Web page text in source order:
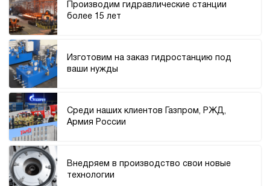
Производим гидравлические станции
более 15 лет
Изготовим на заказ гидростанцию под
ваши нужды
Среди наших клиентов Газпром, РЖД,
Армия России
Внедряем в производство свои новые
технологии